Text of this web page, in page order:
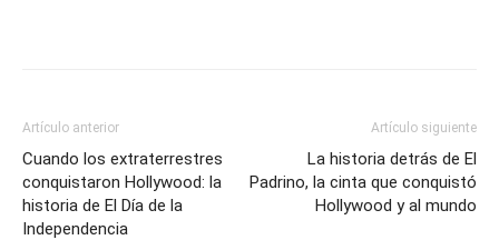
Artículo anterior
Cuando los extraterrestres
conquistaron Hollywood: la
historia de El Día de la
Independencia
Artículo siguiente
La historia detrás de El
Padrino, la cinta que conquistó
Hollywood y al mundo